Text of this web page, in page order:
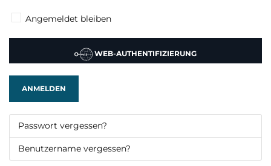
Angemeldet bleiben
WEB-AUTHENTIFIZIERUNG
ANMELDEN
Passwort vergessen?
Benutzername vergessen?